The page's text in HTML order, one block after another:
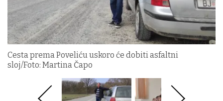
Cesta prema Poveliću uskoro će dobiti asfaltni
sloj/Foto: Martina Čapo